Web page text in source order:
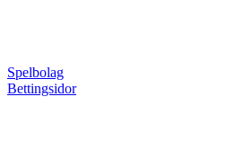
Spelbolag
Bettingsidor